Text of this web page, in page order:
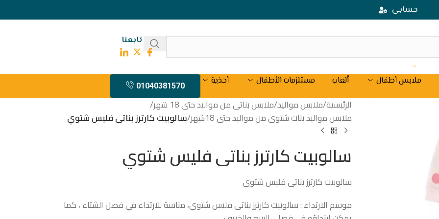
حسابى
تابعنا
ملابس أطفال اْلعاب مستلزمات الأطفال أحذية 01040381570
الرئيسية/ملابس مواليد/ملابس بناتى من مواليد حتى 18 شهر
/
ملابس مواليد بنات شتوى من مواليد حتى 18شهر
/سالوبيت كارترز بناتى فليس شتوي
سالوبيت كارترز بناتى فليس شتوي
سالوبيت كارترز بناتى فليس شتوي
موسم الارتداء : سالوبيت كارترز بناتى فليس شتوي، مناسة للارتداء في فصل الشتاء ، كما